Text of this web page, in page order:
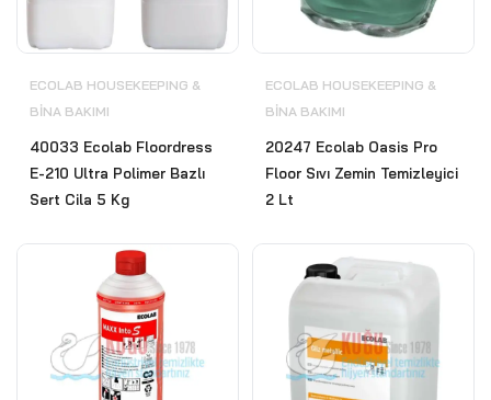
ECOLAB HOUSEKEEPING &
BİNA BAKIMI
40033 Ecolab Floordress
E-210 Ultra Polimer Bazlı
Sert Cila 5 Kg
ECOLAB HOUSEKEEPING &
BİNA BAKIMI
20247 Ecolab Oasis Pro
Floor Sıvı Zemin Temizleyici
2 Lt